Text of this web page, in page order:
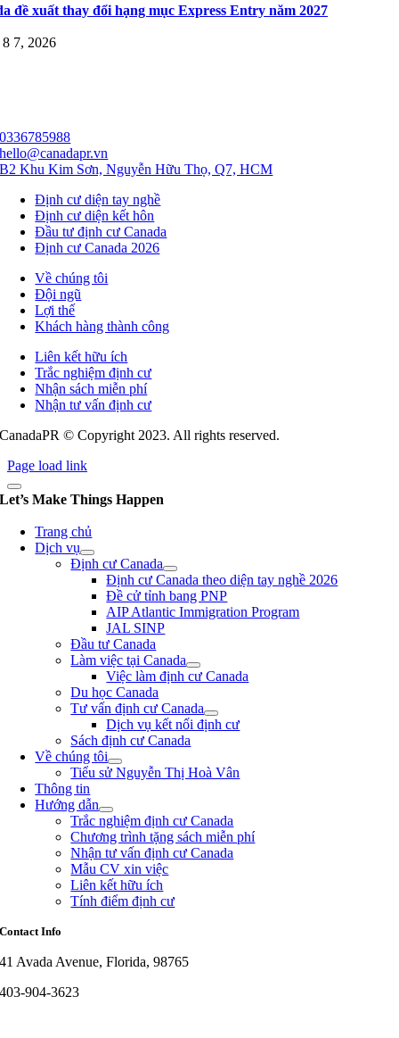
đề xuất thay đổi hạng mục Express Entry năm 2027
7, 2026
0336785988
hello@canadapr.vn
B2 Khu Kim Sơn, Nguyễn Hữu Thọ, Q7, HCM
Định cư diện tay nghề
Định cư diện kết hôn
Đầu tư định cư Canada
Định cư Canada 2026
Về chúng tôi
Đội ngũ
Lợi thế
Khách hàng thành công
Liên kết hữu ích
Trắc nghiệm định cư
Nhận sách miễn phí
Nhận tư vấn định cư
CanadaPR © Copyright 2023. All rights reserved.
Page load link
Let’s Make Things Happen
Trang chủ
Dịch vụ
Định cư Canada
Định cư Canada theo diện tay nghề 2026
Đề cử tỉnh bang PNP
AIP Atlantic Immigration Program
JAL SINP
Đầu tư Canada
Làm việc tại Canada
Việc làm định cư Canada
Du học Canada
Tư vấn định cư Canada
Dịch vụ kết nối định cư
Sách định cư Canada
Về chúng tôi
Tiểu sử Nguyễn Thị Hoà Vân
Thông tin
Hướng dẫn
Trắc nghiệm định cư Canada
Chương trình tặng sách miễn phí
Nhận tư vấn định cư Canada
Mẫu CV xin việc
Liên kết hữu ích
Tính điểm định cư
Contact Info
41 Avada Avenue, Florida, 98765
403-904-3623